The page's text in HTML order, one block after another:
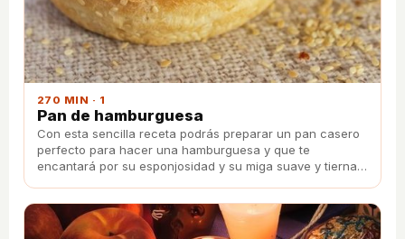
270 MIN · 1
Pan de hamburguesa
Con esta sencilla receta podrás preparar un pan casero
perfecto para hacer una hamburguesa y que te
encantará por su esponjosidad y su miga suave y tierna.